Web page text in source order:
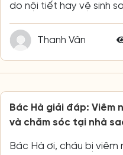
do nội tiết hay vệ sinh
Thanh Vân
Bác Hà giải đáp: Viêm
và chăm sóc tại nhà
Bác Hà ơi, cháu bị